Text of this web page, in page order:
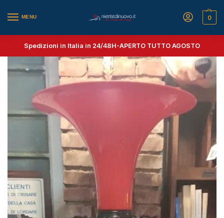
MENU 0
Spedizioni in Italia in 24/48H-APERTO TUTTO AGOSTO